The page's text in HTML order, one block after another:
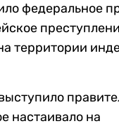
федеральное
территории
настаивало на